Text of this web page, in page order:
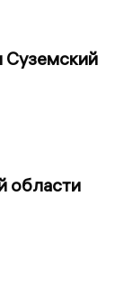
Суземский
области